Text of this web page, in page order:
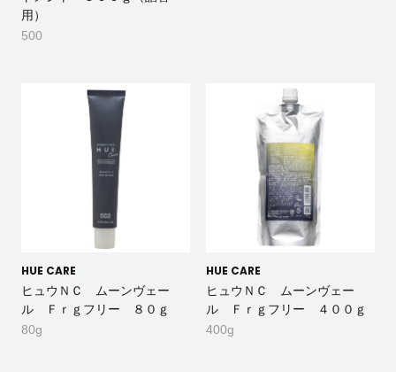
用）
500
HUE CARE
ヒュウＮＣ ムーンヴェー
ル Ｆｒｇフリー ８０ｇ
80g
HUE CARE
ヒュウＮＣ ムーンヴェー
ル Ｆｒｇフリー ４００ｇ
400g